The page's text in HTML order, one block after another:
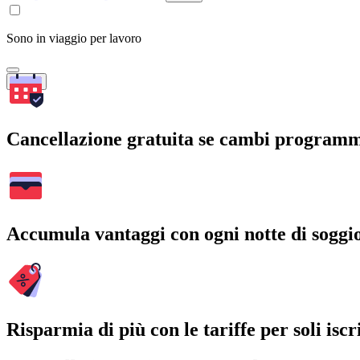
Sono in viaggio per lavoro
Cerca
Cancellazione gratuita se cambi
Accumula vantaggi con ogni notte di
Risparmia di più con le tariffe per soli